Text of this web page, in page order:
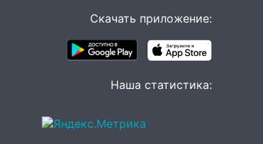
Скачать приложение:
Наша статистика: